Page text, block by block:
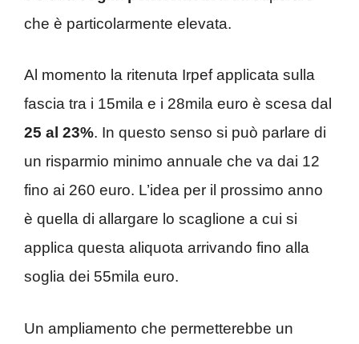
che è particolarmente elevata.
Al momento la ritenuta Irpef applicata sulla
fascia tra i 15mila e i 28mila euro è scesa dal
25 al 23%. In questo senso si può parlare di
un risparmio minimo annuale che va dai 12
fino ai 260 euro. L’idea per il prossimo anno
è quella di allargare lo scaglione a cui si
applica questa aliquota arrivando fino alla
soglia dei 55mila euro.
Un ampliamento che permetterebbe un